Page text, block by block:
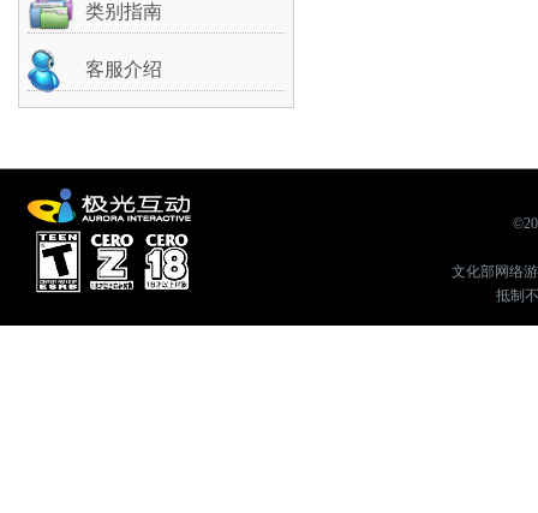
类别指南
客服介绍
文化部网络
抵制